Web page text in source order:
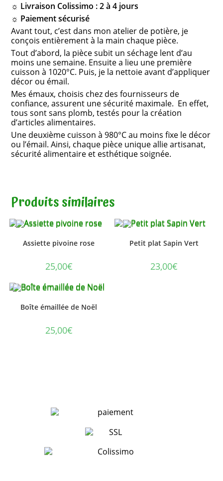
☼ Livraison Colissimo : 2 à 4 jours
☼ Paiement sécurisé
Avant tout, c’est dans mon atelier de potière, je
conçois entièrement à la main chaque pièce.
Tout d’abord, la pièce subit un séchage lent d’au
moins une semaine. Ensuite a lieu une première
cuisson à 1020°C. Puis, je la nettoie avant d’appliquer
décor ou émail.
Mes émaux, choisis chez des fournisseurs de
confiance, assurent une sécurité maximale. En effet,
tous sont sans plomb, testés pour la création
d’articles alimentaires.
Une deuxième cuisson à 980°C au moins fixe le décor
ou l’émail. Ainsi, chaque pièce unique allie artisanat,
sécurité alimentaire et esthétique soignée.
Produits similaires
Assiette pivoine rose
25,00€
Petit plat Sapin Vert
23,00€
Boîte émaillée de Noël
25,00€